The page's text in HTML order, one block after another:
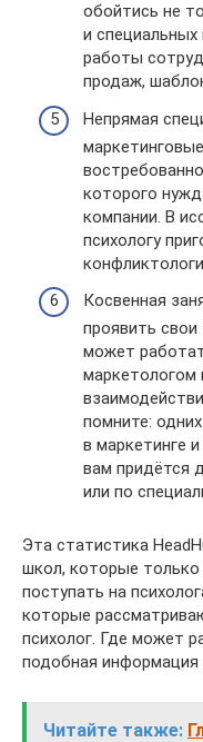
обойтись не
и
работы
продаж,
Непрямая
которого
компании. В
психологу
Косвенная
проявить свои
может
маркетологом
помните:
в маркетинге
вам придётся
или по
Эта статистика
школ, которые
поступать на
которые
психолог. Где может
подобная информация
Читайте также: